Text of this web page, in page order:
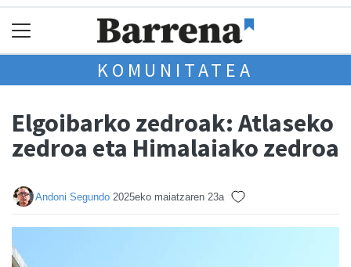
KOMUNITATEA
Elgoibarko zedroak: Atlaseko
zedroa eta Himalaiako zedroa
Andoni Segundo 2025eko maiatzaren 23a